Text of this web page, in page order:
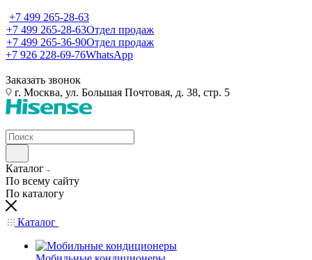
+7 499 265-28-63
+7 499 265-28-63Отдел продаж
+7 499 265-36-90Отдел продаж
+7 926 228-69-76WhatsApp
Заказать звонок
г. Москва, ул. Большая Почтовая, д. 38, стр. 5
Каталог
По всему сайту
По каталогу
Каталог